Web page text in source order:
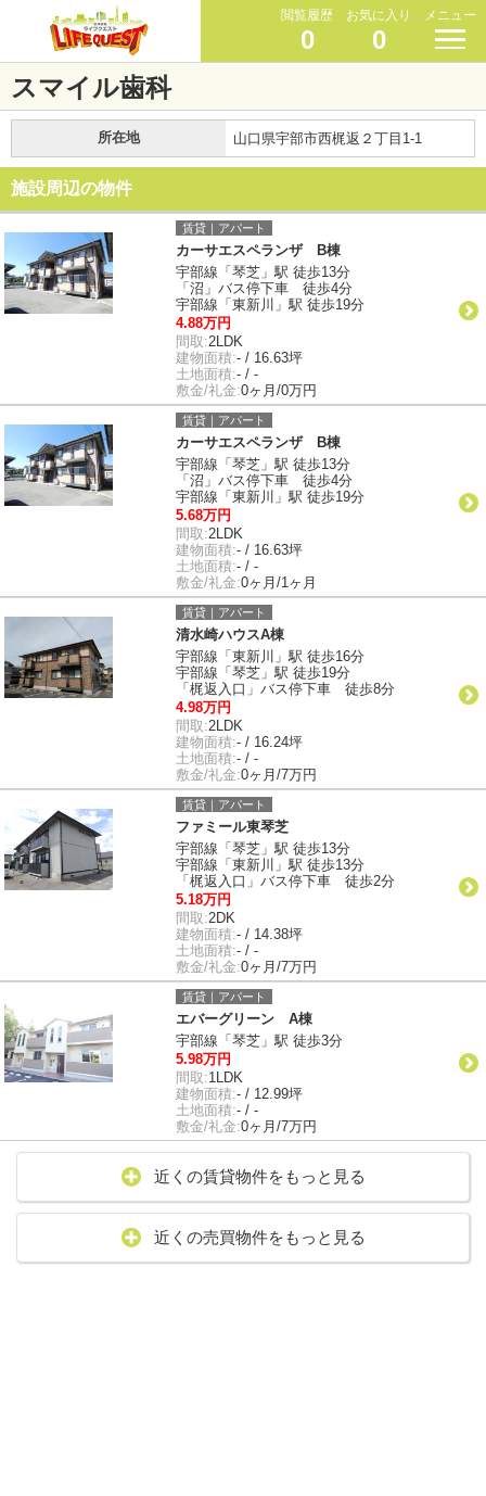
閲覧履歴
0
お気に入り
0
メニュー
スマイル歯科
所在地 山口県宇部市西梶返２丁目1-1
施設周辺の物件
賃貸｜アパート
カーサエスペランザ B棟
宇部線「琴芝」駅 徒歩13分
「沼」バス停下車 徒歩4分
宇部線「東新川」駅 徒歩19分
4.88万円
間取:2LDK
建物面積:- / 16.63坪
土地面積:- / -
敷金/礼金:0ヶ月/0万円
賃貸｜アパート
カーサエスペランザ B棟
宇部線「琴芝」駅 徒歩13分
「沼」バス停下車 徒歩4分
宇部線「東新川」駅 徒歩19分
5.68万円
間取:2LDK
建物面積:- / 16.63坪
土地面積:- / -
敷金/礼金:0ヶ月/1ヶ月
賃貸｜アパート
清水崎ハウスA棟
宇部線「東新川」駅 徒歩16分
宇部線「琴芝」駅 徒歩19分
「梶返入口」バス停下車 徒歩8分
4.98万円
間取:2LDK
建物面積:- / 16.24坪
土地面積:- / -
敷金/礼金:0ヶ月/7万円
賃貸｜アパート
ファミール東琴芝
宇部線「琴芝」駅 徒歩13分
宇部線「東新川」駅 徒歩13分
「梶返入口」バス停下車 徒歩2分
5.18万円
間取:2DK
建物面積:- / 14.38坪
土地面積:- / -
敷金/礼金:0ヶ月/7万円
賃貸｜アパート
エバーグリーン A棟
宇部線「琴芝」駅 徒歩3分
5.98万円
間取:1LDK
建物面積:- / 12.99坪
土地面積:- / -
敷金/礼金:0ヶ月/7万円
近くの賃貸物件をもっと見る
近くの売買物件をもっと見る